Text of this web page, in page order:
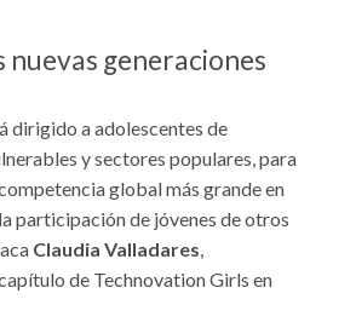
nuevas generaciones
dirigido a adolescentes de
y sectores populares, para
global más grande en
participación de jóvenes de otros
Claudia Valladares
de Technovation Girls en